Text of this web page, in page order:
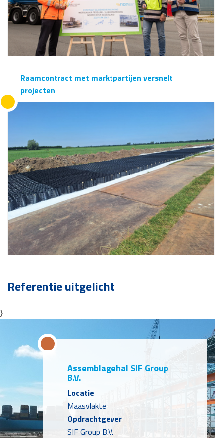
Raamcontract met marktpartijen versnelt
projecten
Referentie uitgelicht
}
Assemblagehal SIF Group
B.V.
Locatie
Maasvlakte
Opdrachtgever
SIF Group B.V.